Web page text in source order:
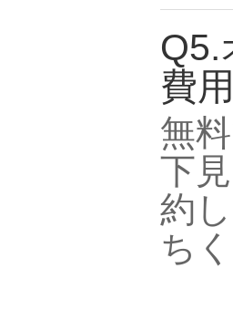
Q5.
費
無
下
約
ち